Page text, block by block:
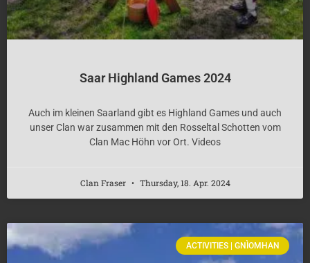
Saar Highland Games 2024
Auch im kleinen Saarland gibt es Highland Games und auch
unser Clan war zusammen mit den Rosseltal Schotten vom
Clan Mac Höhn vor Ort. Videos
Clan Fraser Thursday, 18. Apr. 2024
ACTIVITIES | GNÌOMHAN